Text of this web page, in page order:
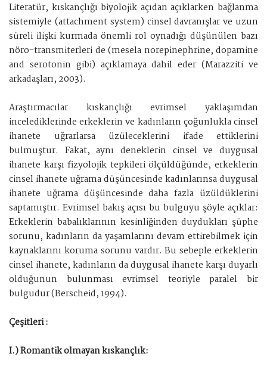
Literatür, kıskançlığı biyolojik açıdan açıklarken bağlanma
sistemiyle (attachment system) cinsel davranışlar ve uzun
süreli ilişki kurmada önemli rol oynadığı düşünülen bazı
nöro-transmiterleri de (mesela norepinephrine, dopamine
and serotonin gibi) açıklamaya dahil eder (Marazziti ve
arkadaşları, 2003).
Araştırmacılar kıskançlığı evrimsel yaklaşımdan
incelediklerinde erkeklerin ve kadınların çoğunlukla cinsel
ihanete uğrarlarsa üzüleceklerini ifade ettiklerini
bulmuştur. Fakat, aynı deneklerin cinsel ve duygusal
ihanete karşı fizyolojik tepkileri ölçüldüğünde, erkeklerin
cinsel ihanete uğrama düşüncesinde kadınlarınsa duygusal
ihanete uğrama düşüncesinde daha fazla üzüldüklerini
saptamıştır. Evrimsel bakış açısı bu bulguyu şöyle açıklar:
Erkeklerin babalıklarının kesinliğinden duydukları şüphe
sorunu, kadınların da yaşamlarını devam ettirebilmek için
kaynaklarını koruma sorunu vardır. Bu sebeple erkeklerin
cinsel ihanete, kadınların da duygusal ihanete karşı duyarlı
olduğunun bulunması evrimsel teoriyle paralel bir
bulgudur (Berscheid, 1994).
Çeşitleri :
I.) Romantik olmayan kıskançlık: